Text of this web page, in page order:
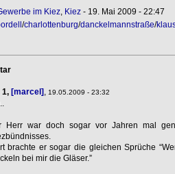
im Kiez, Kiez- 19. Mai 2009 - 22:47
/charlottenburg/danckelmannstraße/
1, [marcel], 19.05.2009 - 23:32
Herr war doch sogar vor Jahren mal
brachte er sogar die gleichen Sprüche
bei mir die Gläser.”